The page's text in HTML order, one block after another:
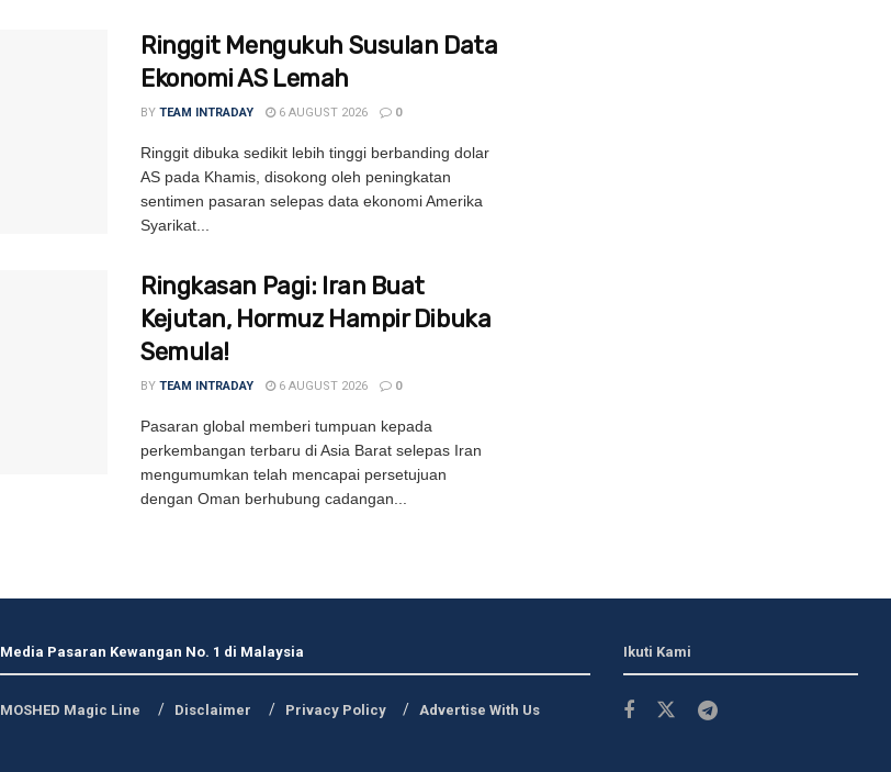
Ringgit Mengukuh Susulan Data
Ekonomi AS Lemah
BY TEAM INTRADAY 6 AUGUST 2026 0
Ringgit dibuka sedikit lebih tinggi berbanding dolar
AS pada Khamis, disokong oleh peningkatan
sentimen pasaran selepas data ekonomi Amerika
Syarikat...
Ringkasan Pagi: Iran Buat
Kejutan, Hormuz Hampir Dibuka
Semula!
BY TEAM INTRADAY 6 AUGUST 2026 0
Pasaran global memberi tumpuan kepada
perkembangan terbaru di Asia Barat selepas Iran
mengumumkan telah mencapai persetujuan
dengan Oman berhubung cadangan...
Media Pasaran Kewangan No. 1 di Malaysia
MOSHED Magic Line Disclaimer Privacy Policy Advertise With Us
Ikuti Kami